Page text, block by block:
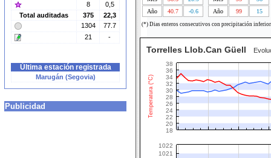
8
0,5
Total auditadas
375
22,3
1304
77.7
21
-
Última estación registrada
Marugán (Segovia)
Publicidad
Año
40.7 -0.6 Año 99 15
(*) Dias enteros consecutivos con precipitación inferior
Temperatura (°C)
Torrelles Llob.Can Güell
18
20
22
24
26
28
30
32
34
36
38
1021
1022